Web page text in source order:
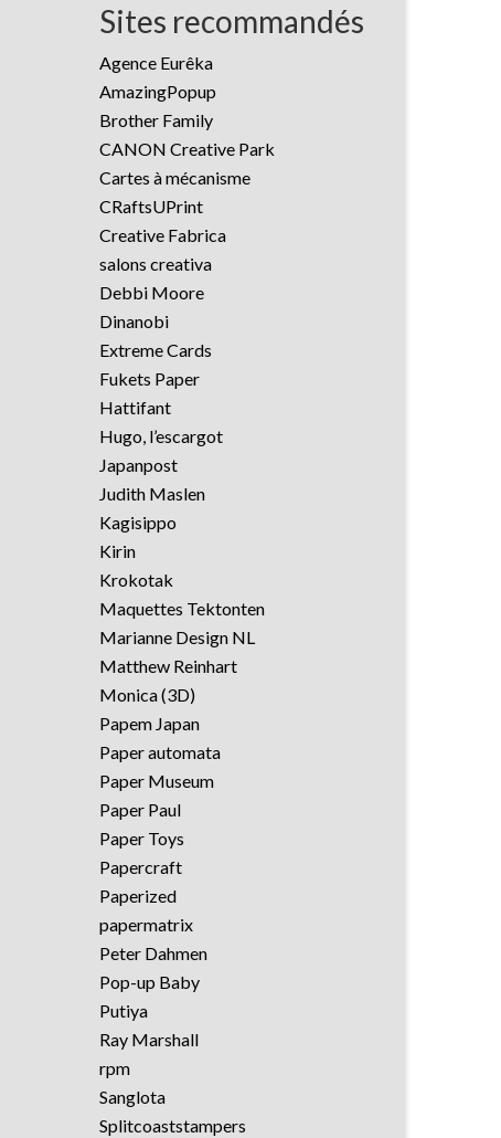
Sites recommandés
Agence Eurêka
AmazingPopup
Brother Family
CANON Creative Park
Cartes à mécanisme
CRaftsUPrint
Creative Fabrica
salons creativa
Debbi Moore
Dinanobi
Extreme Cards
Fukets Paper
Hattifant
Hugo, l’escargot
Japanpost
Judith Maslen
Kagisippo
Kirin
Krokotak
Maquettes Tektonten
Marianne Design NL
Matthew Reinhart
Monica (3D)
Papem Japan
Paper automata
Paper Museum
Paper Paul
Paper Toys
Papercraft
Paperized
papermatrix
Peter Dahmen
Pop-up Baby
Putiya
Ray Marshall
rpm
Sanglota
Splitcoaststampers